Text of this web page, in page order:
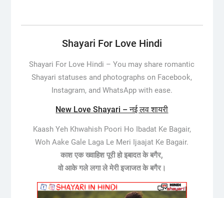
Shayari For Love Hindi
Shayari For Love Hindi –You may share romantic
Shayari statuses and photographs on Facebook,
Instagram, and WhatsApp with ease.
New Love Shayari – नई लव शायरी
Kaash Yeh Khwahish Poori Ho Ibadat Ke Bagair,
Woh Aake Gale Laga Le Meri Ijaajat Ke Bagair.
काश एक ख्वाहिश पूरी हो इबादत के बगैर,
वो आके गले लगा ले मेरी इजाजत के बगैर।